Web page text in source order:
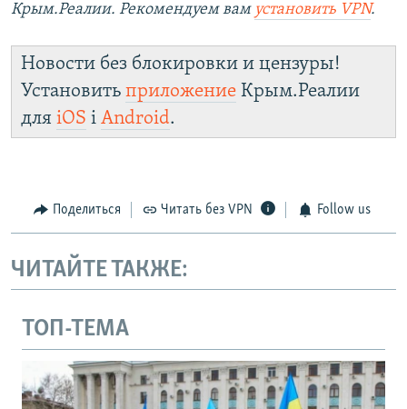
Крым.Реалии. Рекомендуем вам установить VPN.
Новости без блокировки и цензуры!
Установить приложение Крым.Реалии
для iOS і Android.
Поделиться Читать без VPN Follow us
ЧИТАЙТЕ ТАКЖЕ:
ТОП-ТЕМА